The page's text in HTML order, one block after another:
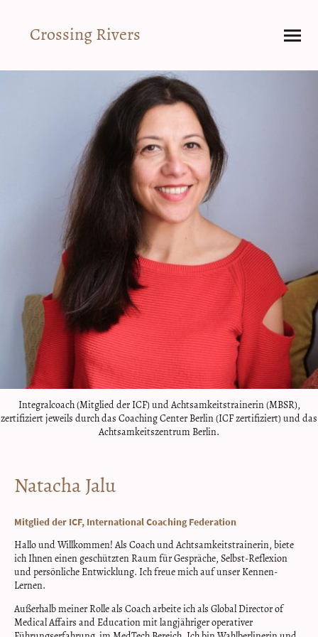
Crossing Rivers
Natacha Jalu
Mitglied der ICF, International Coaching Federation
Hallo und Willkommen! Als Coach und Achtsamkeitstrainerin, biete
ich Ihnen einen geschützten Raum für Gespräche, Selbst-Reflexion
und persönliche Entwicklung. Ich freue mich auf unser Kennen-
Lernen.
Außerhalb meiner Rolle als Coach arbeite ich als Global Director of
Medical Affairs and Education mit langjähriger operativer
Integralcoach (Mitglied der ICF) und Achtsamkeitstrainerin (MBSR),
zertifiziert jeweils durch das Coaching Center Berlin (ICF zertifiziert) und das
Achtsamkeitszentrum Berlin.